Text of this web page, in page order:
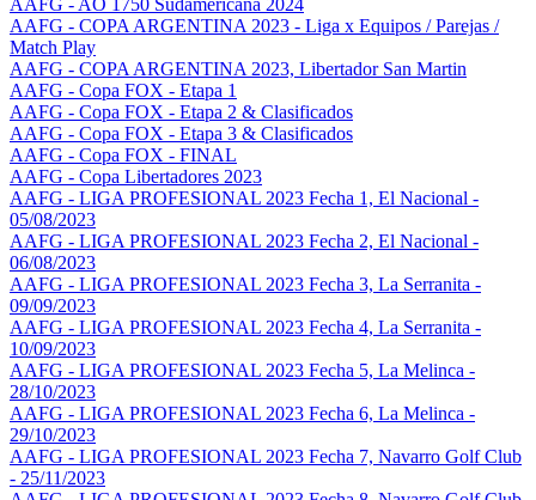
AAFG - AO 1750 Sudamericana 2024
AAFG - COPA ARGENTINA 2023 - Liga x Equipos / Parejas /
Match Play
AAFG - COPA ARGENTINA 2023, Libertador San Martin
AAFG - Copa FOX - Etapa 1
AAFG - Copa FOX - Etapa 2 & Clasificados
AAFG - Copa FOX - Etapa 3 & Clasificados
AAFG - Copa FOX - FINAL
AAFG - Copa Libertadores 2023
AAFG - LIGA PROFESIONAL 2023 Fecha 1, El Nacional -
05/08/2023
AAFG - LIGA PROFESIONAL 2023 Fecha 2, El Nacional -
06/08/2023
AAFG - LIGA PROFESIONAL 2023 Fecha 3, La Serranita -
09/09/2023
AAFG - LIGA PROFESIONAL 2023 Fecha 4, La Serranita -
10/09/2023
AAFG - LIGA PROFESIONAL 2023 Fecha 5, La Melinca -
28/10/2023
AAFG - LIGA PROFESIONAL 2023 Fecha 6, La Melinca -
29/10/2023
AAFG - LIGA PROFESIONAL 2023 Fecha 7, Navarro Golf Club
- 25/11/2023